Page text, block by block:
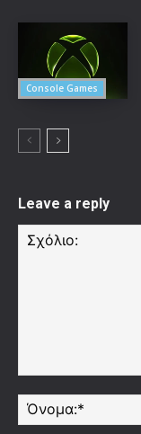
Console Games
Leave a reply